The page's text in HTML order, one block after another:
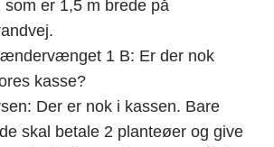
som er 1,5 m brede på
1 B: Er der nok
kasse?
Der er nok i kassen. Bare
skal betale 2 planteøer og give